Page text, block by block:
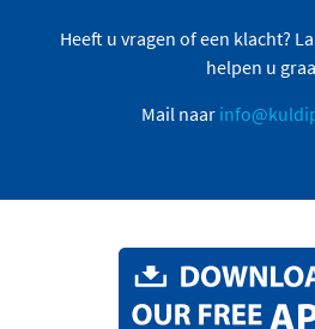
Heeft u vragen of een klacht?
helpen u
Mail naar